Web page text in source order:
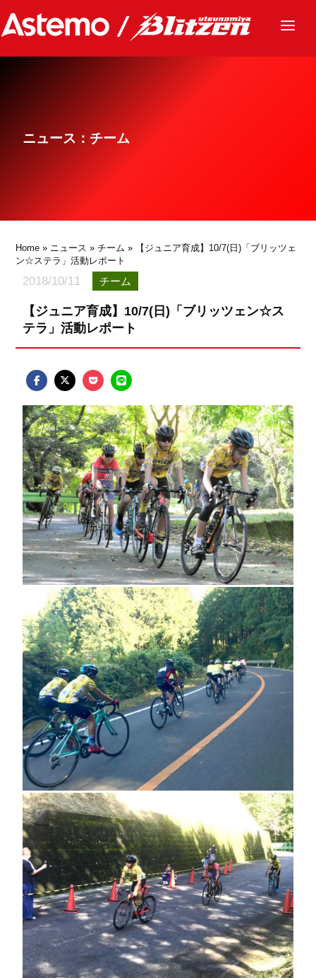
ニュース
グッズ
ニュース：チーム
Home » ニュース »チーム » 【ジュニア育成】10/7(日)「ブリッツェ
ン☆ステラ」活動レポート
2018/10/11 チーム
【ジュニア育成】10/7(日)「ブリッツェン☆ス
テラ」活動レポート